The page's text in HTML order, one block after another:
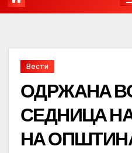
Вести
ОДРЖАНА
СЕДНИЦА
НА